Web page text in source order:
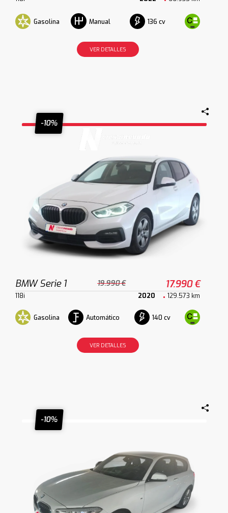
Gasolina Manual 136 cv
VER DETALLES
-10%
BMW Serie 1 19.990 € 17.990 €
118i 2020 129.573 km
Gasolina Automático 140 cv
VER DETALLES
-10%